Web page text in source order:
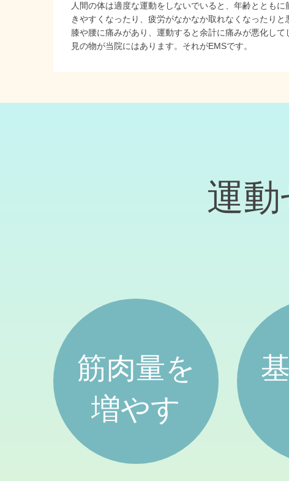
人間の体は適度な運動をしないでいると、年齢ととも
きやすくなったり、疲労がなかなか取れなくなったりと
膝や腰に痛みがあり、運動すると余計に痛みが悪化し
見の物が当院にはあります。それがEMSです。
運
筋肉量を
増やす